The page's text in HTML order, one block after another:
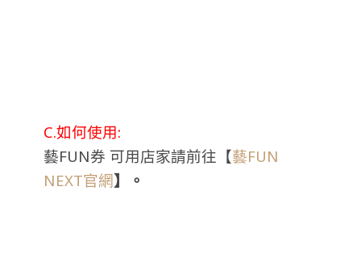
C.如何使用:
藝FUN券 可用店家請前往【藝FUN
NEXT官網】 。